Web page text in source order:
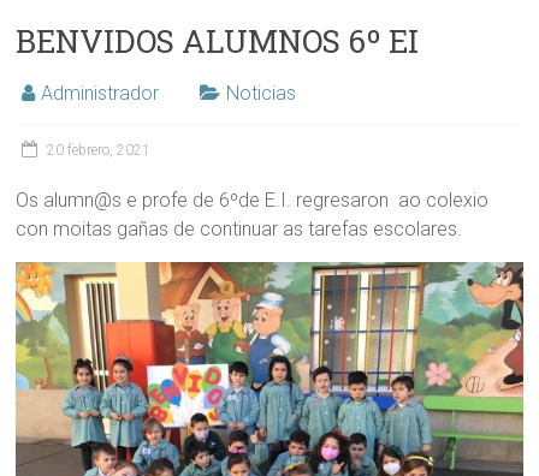
BENVIDOS ALUMNOS 6º EI
Administrador Noticias
20 febrero, 2021
Os alumn@s e profe de 6ºde E.I. regresaron ao colexio
con moitas gañas de continuar as tarefas escolares.